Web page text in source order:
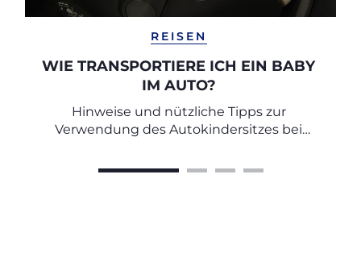
REISEN
WIE TRANSPORTIERE ICH EIN BABY
IM AUTO?
Hinweise und nützliche Tipps zur
Verwendung des Autokindersitzes bei